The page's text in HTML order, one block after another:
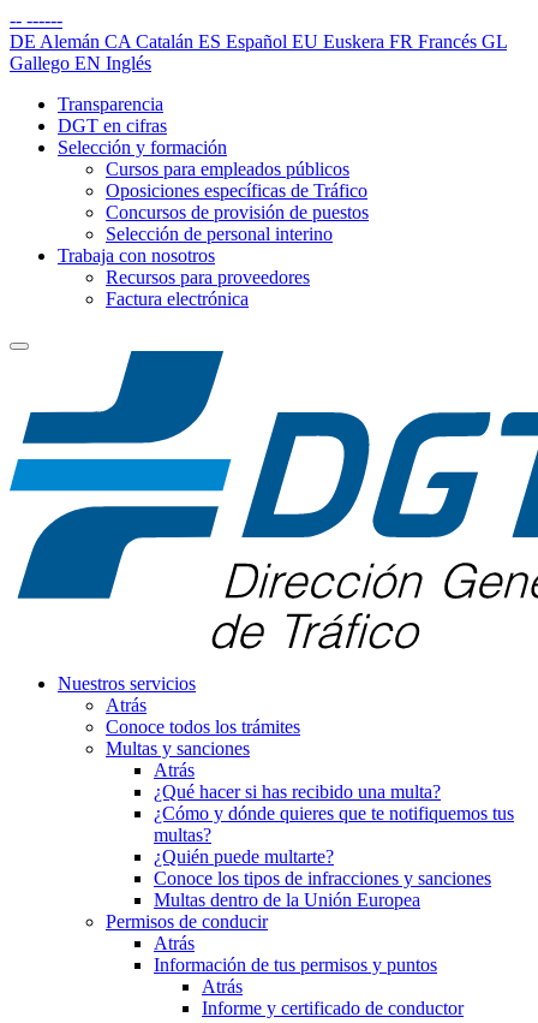
-- ------
DE Alemán CA Catalán ES Español EU Euskera FR Francés GL
Gallego EN Inglés
Transparencia
DGT en cifras
Selección y formación
Cursos para empleados públicos
Oposiciones específicas de Tráfico
Concursos de provisión de puestos
Selección de personal interino
Trabaja con nosotros
Recursos para proveedores
Factura electrónica
Nuestros servicios
Atrás
Conoce todos los trámites
Multas y sanciones
Atrás
¿Qué hacer si has recibido una multa?
¿Cómo y dónde quieres que te notifiquemos tus
multas?
¿Quién puede multarte?
Conoce los tipos de infracciones y sanciones
Multas dentro de la Unión Europea
Permisos de conducir
Atrás
Información de tus permisos y puntos
Atrás
Informe y certificado de conductor